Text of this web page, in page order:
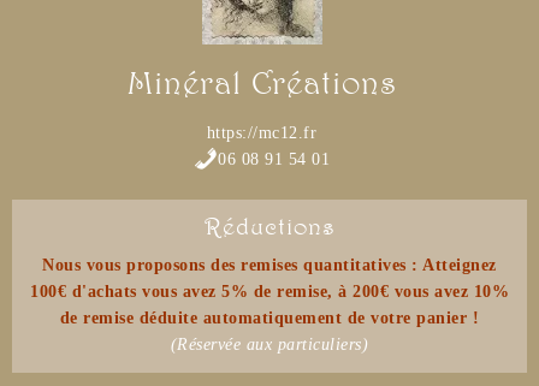
Minéral Créations
https://mc12.fr
06 08 91 54 01
Réductions
Nous vous proposons des remises quantitatives : Atteignez
100€ d'achats vous avez 5% de remise, à 200€ vous avez 10%
de remise déduite automatiquement de votre panier !
(Réservée aux particuliers)